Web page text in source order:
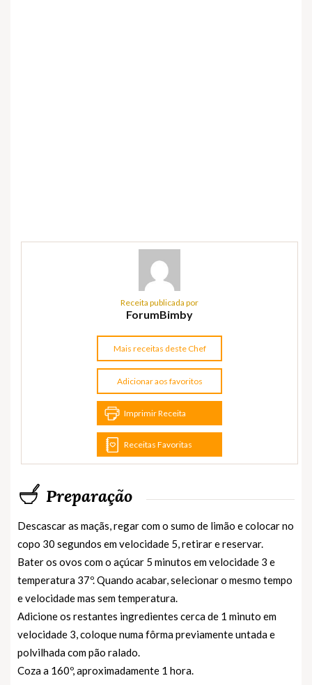
Receita publicada por
ForumBimby
Mais receitas deste Chef
Adicionar aos favoritos
Imprimir Receita
Receitas Favoritas
Preparação
Descascar as maçãs, regar com o sumo de limão e colocar no
copo 30 segundos em velocidade 5, retirar e reservar.
Bater os ovos com o açúcar 5 minutos em velocidade 3 e
temperatura 37º. Quando acabar, selecionar o mesmo tempo
e velocidade mas sem temperatura.
Adicione os restantes ingredientes cerca de 1 minuto em
velocidade 3, coloque numa fôrma previamente untada e
polvilhada com pão ralado.
Coza a 160º, aproximadamente 1 hora.